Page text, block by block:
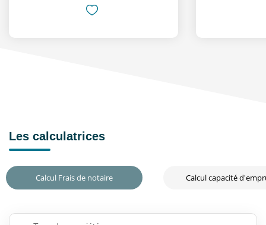
Les calculatrices
Calcul Frais de notaire Calcul capacité